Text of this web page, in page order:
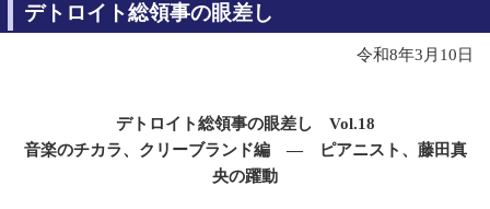
デトロイト総領事の眼差し
令和8年3月10日
デトロイト総領事の眼差し Vol.18
音楽のチカラ、クリーブランド編 ― ピアニスト、藤田真
央の躍動